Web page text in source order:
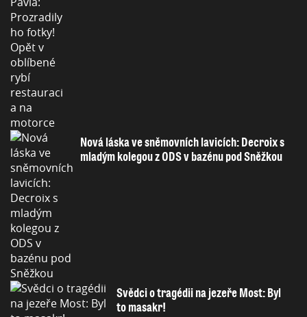
Nová láska ve sněmovních lavicích: Decroix s
mladým kolegou z ODS v bazénu pod Sněžkou
Svědci o tragédii na jezeře Most: Byl
to masakr!